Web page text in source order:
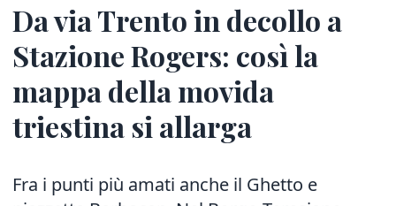
Da via Trento in decollo a
Stazione Rogers: così la
mappa della movida
triestina si allarga
Fra i punti più amati anche il Ghetto e